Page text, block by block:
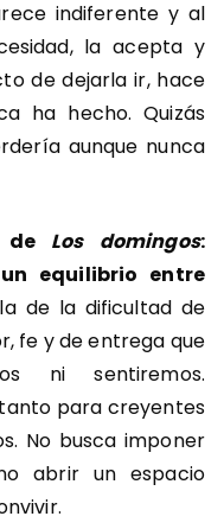
indiferente y al
la acepta y
de dejarla ir, hace
ha hecho. Quizás
aunque nunca
de Los domingos:
equilibrio entre
de la dificultad de
fe y de entrega que
ni sentiremos.
para creyentes
No busca imponer
abrir un espacio